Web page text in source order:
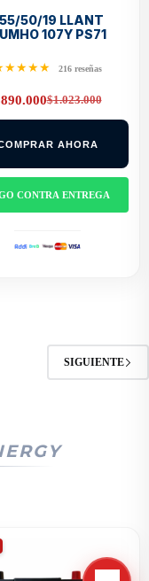
50/19 LLANT
107Y PS71
216 reseñas
$1.023.000
Original
price
$1.023.000.
890.000Current
price
$890.000.
AHORA
CONTRA ENTREGA
SIGUIENTE